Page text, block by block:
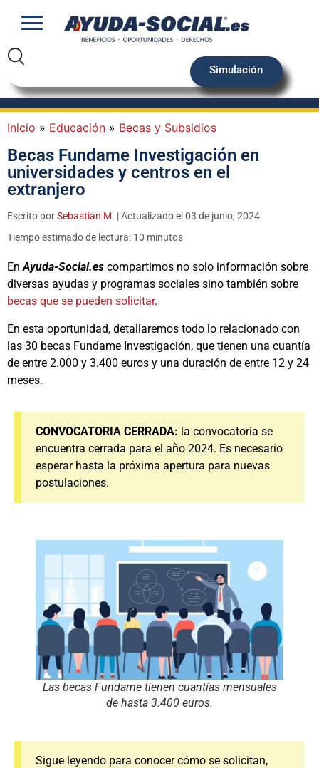
Simulación
Inicio » Educación » Becas y Subsidios
Becas Fundame Investigación en
universidades y centros en el
extranjero
Escrito porSebastián M. | Actualizado el 03 de junio, 2024
Tiempo estimado de lectura: 10 minutos
EnAyuda-Social.es compartimos no solo información sobre
diversas ayudas y programas sociales sino también sobre
becas que se pueden solicitar.
En esta oportunidad, detallaremos todo lo relacionado con
las 30 becas Fundame Investigación, que tienen una cuantía
de entre 2.000 y 3.400 euros y una duración de entre 12 y 24
meses.
CONVOCATORIA CERRADA: la convocatoria se
encuentra cerrada para el año 2024. Es necesario
esperar hasta la próxima apertura para nuevas
postulaciones.
Las becas Fundame tienen cuantías mensuales
de hasta 3.400 euros.
Sigue leyendo para conocer cómo se solicitan,